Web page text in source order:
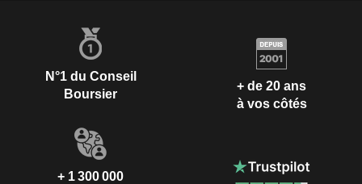
N°1 du Conseil
Boursier
+ de 20 ans
à vos côtés
+ 1 300 000